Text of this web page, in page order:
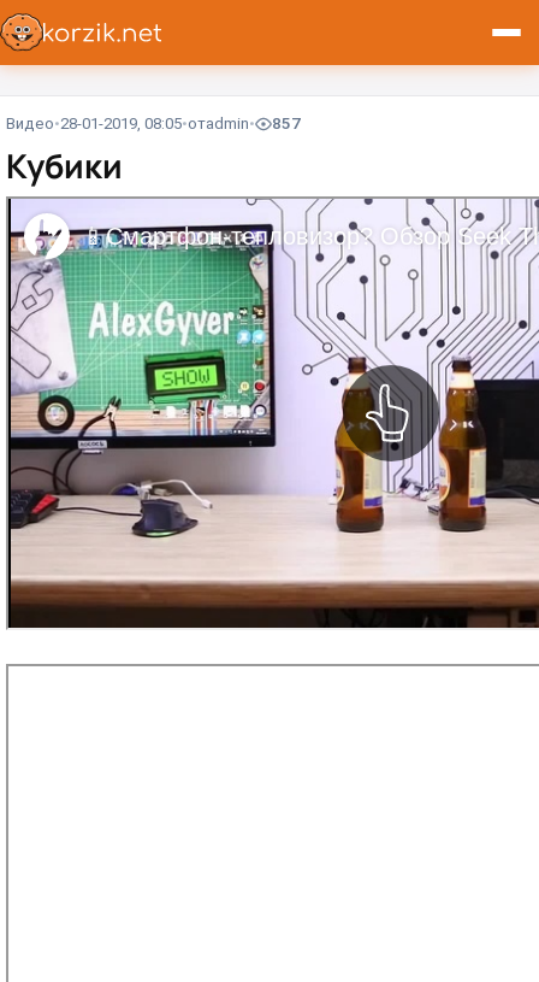
Видео 28-01-2019, 08:05 отadmin 857
Кубики